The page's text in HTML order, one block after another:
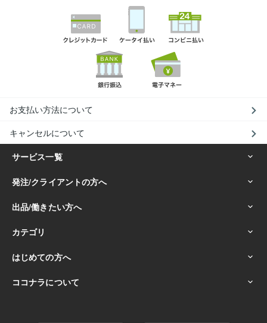
お支払い方法について
キャンセルについて